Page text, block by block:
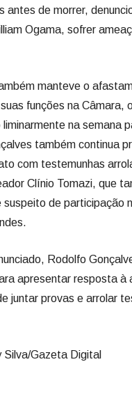
antes de morrer,
Ogama, sofrer
manteve o
funções na Câmara,
na semana
também continua
com testemunhas
Clínio Tomazi, que
suspeito de participação
Rodolfo
apresentar resposta à
juntar provas e arrolar
Silva/Gazeta Digital